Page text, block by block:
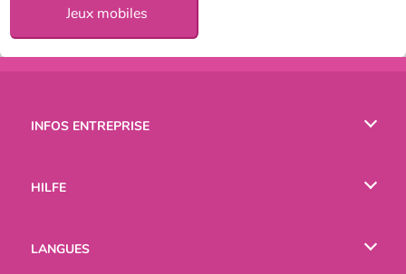
Jeux mobiles
INFOS ENTREPRISE
HILFE
LANGUES